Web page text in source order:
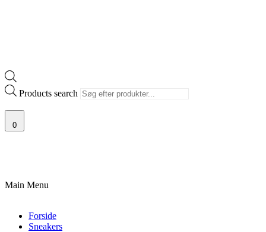
Products search
0
Main Menu
Forside
Sneakers